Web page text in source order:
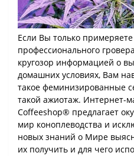
Если Вы только
профессионального
кругозор информацией о
домашних условиях, Вам
такое феминизированные
такой ажиотаж. Интернет-
Coffeeshop® предлагает
мир коноплеводства и
новых знаний о Мире
их получить и для чего